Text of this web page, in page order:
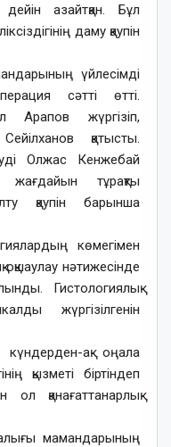
азайтқан. Бұл
даму қаупін
үйлесімді
сәтті өтті.
Арапов жүргізіп,
қатысты.
Олжас Кенжебай
жағдайын тұрақты
қаупін барынша
көмегімен
нәтижесінде
Гистологиялық
жүргізілгенін
күндерден-ақ оңала
қызметі біртіндеп
ол қанағаттанарлық
мамандарының